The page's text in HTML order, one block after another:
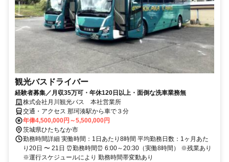
観光バスドライバー
経験者募集／月収35万可・年休120日以上・面倒な洗車業務無
株式会社月川観光バス 本社営業所
交通・アクセス 那珂湊駅から車で３分
年俸4,500,000円～5,500,000円
茨城県ひたちなか市
勤務時間詳細 実働時間：1日あたり8時間 平均勤務日数：1ヶ月あた
り20日 〜 21日 ⏰勤務時間⏰ 6:00～20:30（実働8時間） ※残業あり
※運行スケジュールにより 勤務時間帯変動あり